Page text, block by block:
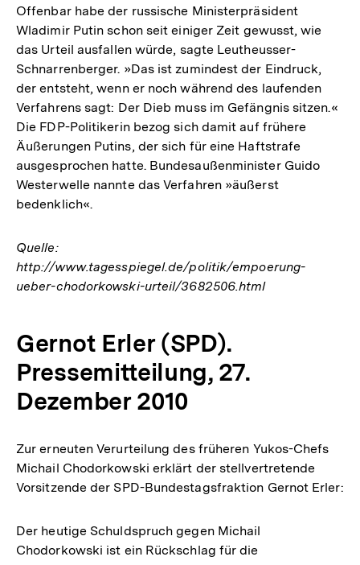
Offenbar habe der russische Ministerpräsident
Wladimir Putin schon seit einiger Zeit gewusst, wie
das Urteil ausfallen würde, sagte Leutheusser-
Schnarrenberger. »Das ist zumindest der Eindruck,
der entsteht, wenn er noch während des laufenden
Verfahrens sagt: Der Dieb muss im Gefängnis sitzen.«
Die FDP-Politikerin bezog sich damit auf frühere
Äußerungen Putins, der sich für eine Haftstrafe
ausgesprochen hatte. Bundesaußenminister Guido
Westerwelle nannte das Verfahren »äußerst
bedenklich«.
Quelle:
http://www.tagesspiegel.de/politik/empoerung-
ueber-chodorkowski-urteil/3682506.html
Gernot Erler (SPD).
Pressemitteilung, 27.
Dezember 2010
Zur erneuten Verurteilung des früheren Yukos-Chefs
Michail Chodorkowski erklärt der stellvertretende
Vorsitzende der SPD-Bundestagsfraktion Gernot Erler:
Der heutige Schuldspruch gegen Michail
Chodorkowski ist ein Rückschlag für die